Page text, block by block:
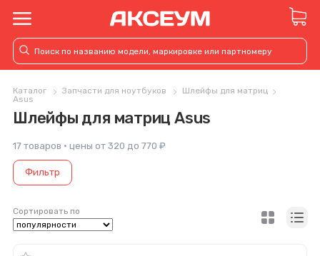
Каталог Запчасти для ноутбуков
Шлейфы для матриц
Asus
Шлейфы для матриц Asus
17 товаров · цены от 320 до 770 ₽
Фильтр
Сортировать по